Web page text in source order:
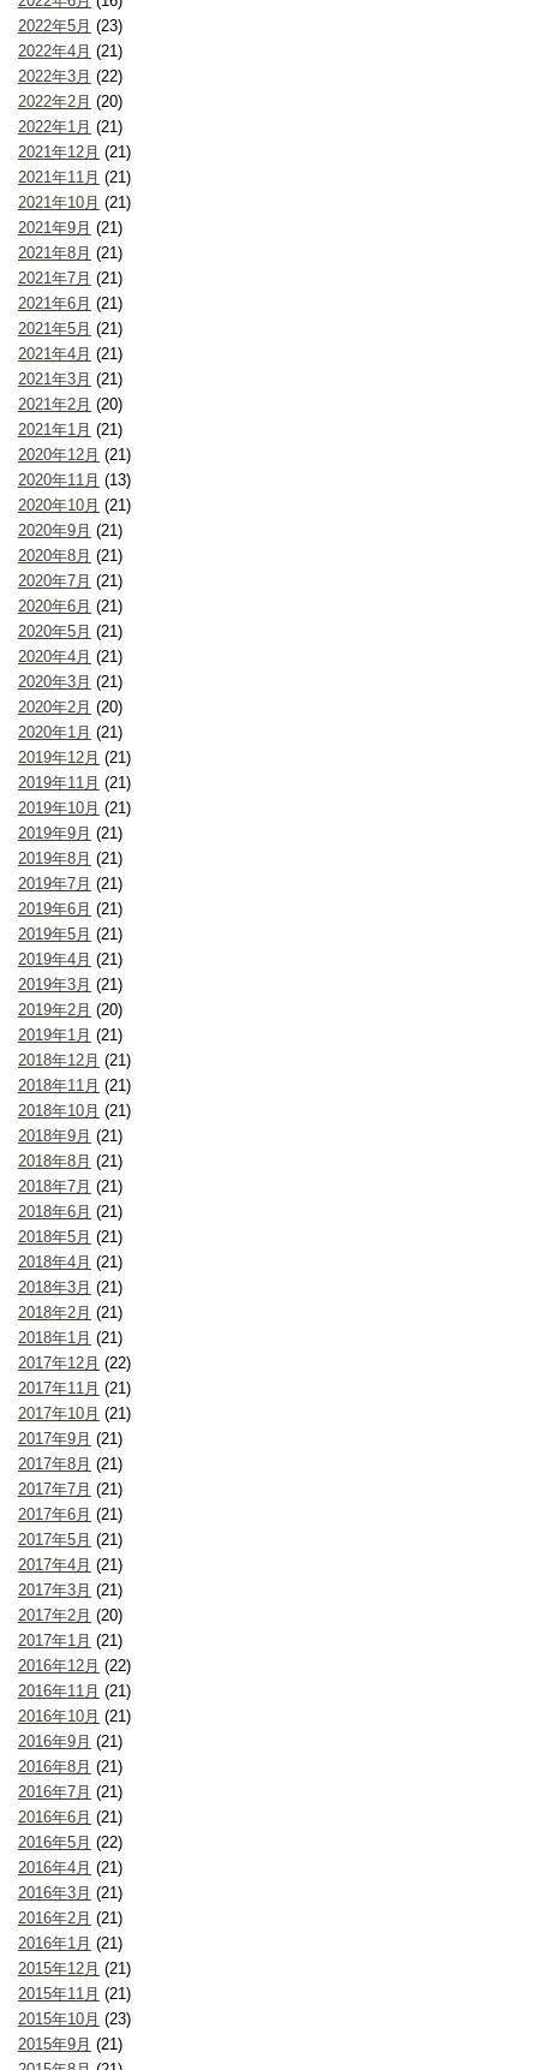
2022年5月 (23)
2022年4月 (21)
2022年3月 (22)
2022年2月 (20)
2022年1月 (21)
2021年12月 (21)
2021年11月 (21)
2021年10月 (21)
2021年9月 (21)
2021年8月 (21)
2021年7月 (21)
2021年6月 (21)
2021年5月 (21)
2021年4月 (21)
2021年3月 (21)
2021年2月 (20)
2021年1月 (21)
2020年12月 (21)
2020年11月 (13)
2020年10月 (21)
2020年9月 (21)
2020年8月 (21)
2020年7月 (21)
2020年6月 (21)
2020年5月 (21)
2020年4月 (21)
2020年3月 (21)
2020年2月 (20)
2020年1月 (21)
2019年12月 (21)
2019年11月 (21)
2019年10月 (21)
2019年9月 (21)
2019年8月 (21)
2019年7月 (21)
2019年6月 (21)
2019年5月 (21)
2019年4月 (21)
2019年3月 (21)
2019年2月 (20)
2019年1月 (21)
2018年12月 (21)
2018年11月 (21)
2018年10月 (21)
2018年9月 (21)
2018年8月 (21)
2018年7月 (21)
2018年6月 (21)
2018年5月 (21)
2018年4月 (21)
2018年3月 (21)
2018年2月 (21)
2018年1月 (21)
2017年12月 (22)
2017年11月 (21)
2017年10月 (21)
2017年9月 (21)
2017年8月 (21)
2017年7月 (21)
2017年6月 (21)
2017年5月 (21)
2017年4月 (21)
2017年3月 (21)
2017年2月 (20)
2017年1月 (21)
2016年12月 (22)
2016年11月 (21)
2016年10月 (21)
2016年9月 (21)
2016年8月 (21)
2016年7月 (21)
2016年6月 (21)
2016年5月 (22)
2016年4月 (21)
2016年3月 (21)
2016年2月 (21)
2016年1月 (21)
2015年12月 (21)
2015年11月 (21)
2015年10月 (23)
2015年9月 (21)